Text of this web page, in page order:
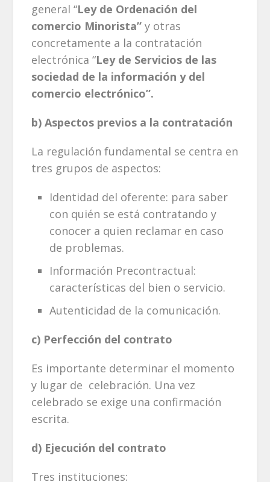
general “Ley de Ordenación del
comercio Minorista”y otras
concretamente a la contratación
electrónica “Ley de Servicios de las
sociedad de la información y del
comercio electrónico”.
b) Aspectos previos a la contratación
La regulación fundamental se centra en
tres grupos de aspectos:
Identidad del oferente: para saber
con quién se está contratando y
conocer a quien reclamar en caso
de problemas.
Información Precontractual:
características del bien o servicio.
Autenticidad de la comunicación.
c) Perfección del contrato
Es importante determinar el momento
y lugar de celebración. Una vez
celebrado se exige una confirmación
escrita.
d) Ejecución del contrato
Tres instituciones: